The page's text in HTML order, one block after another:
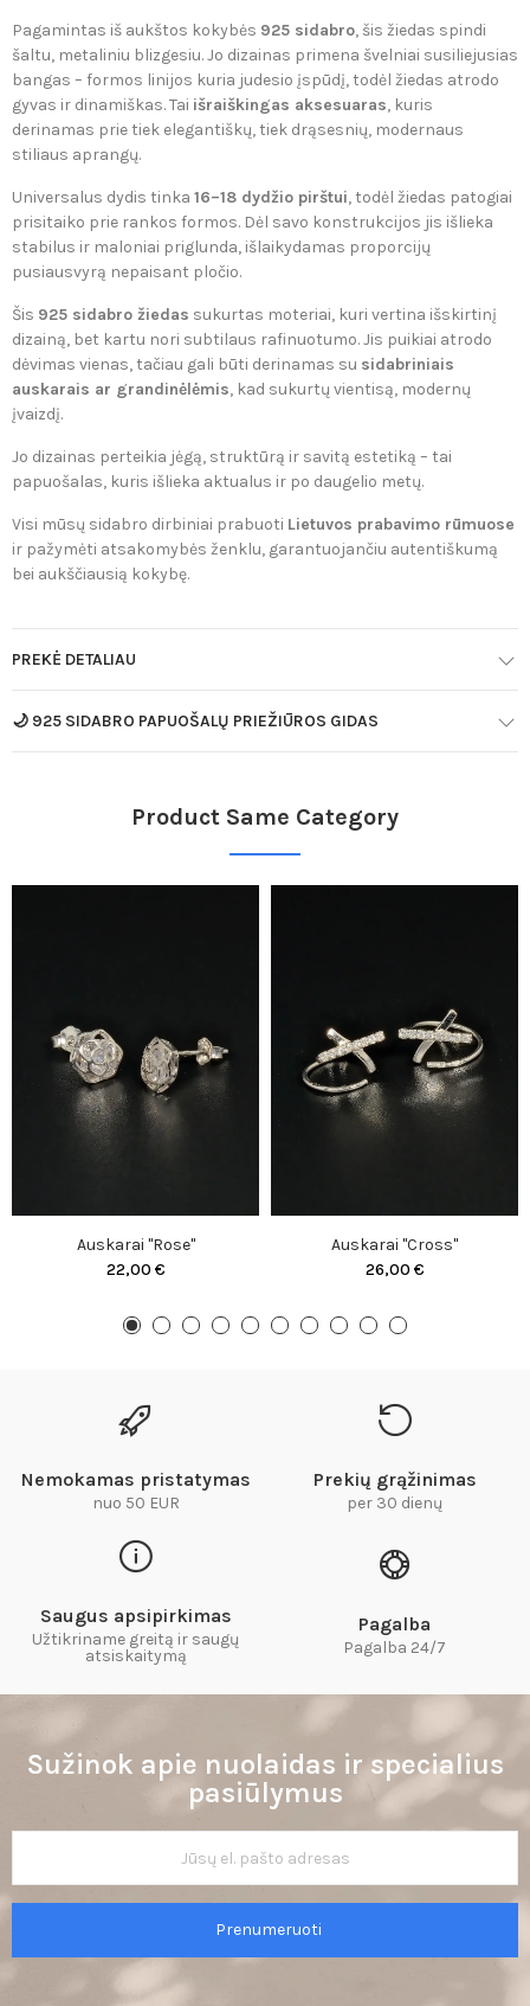
Pagamintas iš aukštos kokybės 925 sidabro, šis žiedas spindi
šaltu, metaliniu blizgesiu. Jo dizainas primena švelniai susiliejusias
bangas – formos linijos kuria judesio įspūdį, todėl žiedas atrodo
gyvas ir dinamiškas. Tai išraiškingas aksesuaras, kuris
derinamas prie tiek elegantiškų, tiek drąsesnių, modernaus
stiliaus aprangų.
Universalus dydis tinka 16–18 dydžio pirštui, todėl žiedas patogiai
prisitaiko prie rankos formos. Dėl savo konstrukcijos jis išlieka
stabilus ir maloniai priglunda, išlaikydamas proporcijų
pusiausvyrą nepaisant pločio.
Šis 925 sidabro žiedas sukurtas moteriai, kuri vertina išskirtinį
dizainą, bet kartu nori subtilaus rafinuotumo. Jis puikiai atrodo
dėvimas vienas, tačiau gali būti derinamas su sidabriniais
auskarais ar grandinėlėmis, kad sukurtų vientisą, modernų
įvaizdį.
Jo dizainas perteikia jėgą, struktūrą ir savitą estetiką – tai
papuošalas, kuris išlieka aktualus ir po daugelio metų.
Visi mūsų sidabro dirbiniai prabuoti Lietuvos prabavimo rūmuose
ir pažymėti atsakomybės ženklu, garantuojančiu autentiškumą
bei aukščiausią kokybę.
PREKĖ DETALIAU
🌙 925 SIDABRO PAPUOŠALŲ PRIEŽIŪROS GIDAS
Product Same Category
Auskarai "Rose"
22,00 €
Auskarai "Cross"
26,00 €
Nemokamas pristatymas
nuo 50 EUR
Prekių grąžinimas
per 30 dienų
Saugus apsipirkimas
Užtikriname greitą ir saugų
atsiskaitymą​
Pagalba
Pagalba 24/7
Sužinok apie nuolaidas ir specialius
pasiūlymus
Prenumeruoti